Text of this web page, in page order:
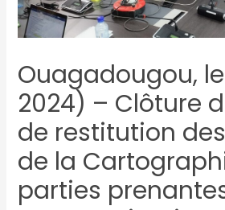
Ouagadougou,
2024) – Clôture
de restitution
de la
parties